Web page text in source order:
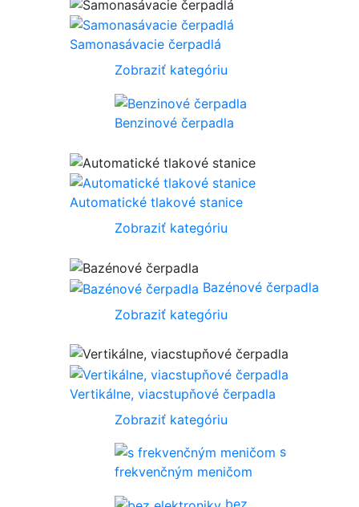
Samonasávacie čerpadlá
Zobraziť kategóriu
Benzinové čerpadla
Automatické tlakové stanice
Zobraziť kategóriu
Bazénové čerpadla
Zobraziť kategóriu
Vertikálne, viacstupňové čerpadla
Zobraziť kategóriu
s
frekvenčným meničom